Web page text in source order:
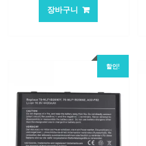
가
격:
장바구니
할인!